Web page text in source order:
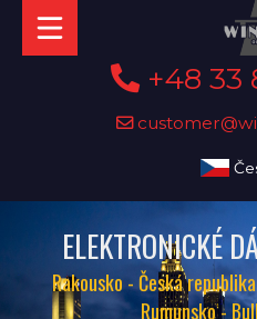
+48 33
ELEKTRONICKÉ
Rakousko - Česká
Rumunsko -